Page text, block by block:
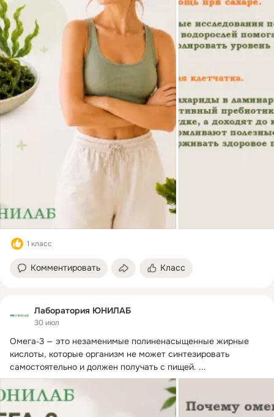
1 класс
Комментировать Класс
Лаборатория ЮНИЛАБ
30 июл
Омега‑3 — это незаменимые полиненасыщенные жирные
кислоты, которые организм не может синтезировать
самостоятельно и должен получать с пищей. ...